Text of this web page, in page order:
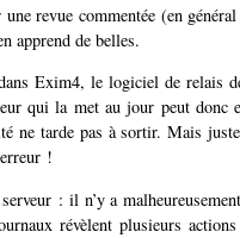
revue commentée (en
apprend de belles.
Exim4, le logiciel de relais
qui la met au jour peut
ne tarde pas à sortir. Mais
!
: il n’y a
révèlent plusieurs